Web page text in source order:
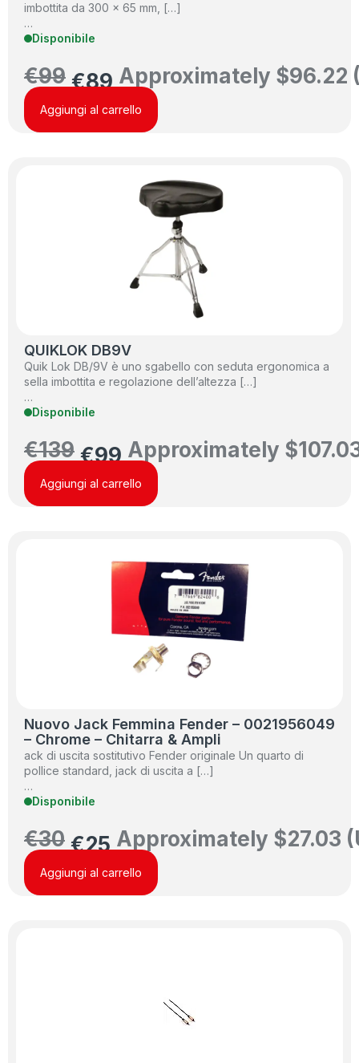
imbottita da 300 x 65 mm, […]
…
Disponibile
€99 €89 Approximately $96.22
Aggiungi al carrello
QUIKLOK DB9V
Quik Lok DB/9V è uno sgabello con seduta ergonomica a
sella imbottita e regolazione dell’altezza […]
…
Disponibile
€139 €99 Approximately $
Aggiungi al carrello
Nuovo Jack Femmina Fender – 0021956049
– Chrome – Chitarra & Ampli
ack di uscita sostitutivo Fender originale Un quarto di
pollice standard, jack di uscita a […]
…
Disponibile
€30 €25 Approximately $27.03
Aggiungi al carrello